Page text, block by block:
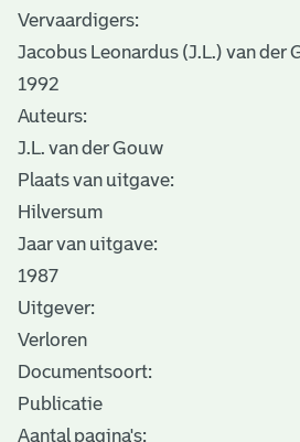
Vervaardigers:
Jacobus Leonardus (J.L.) van der
1992
Auteurs:
J.L. van der Gouw
Plaats van uitgave:
Hilversum
Jaar van uitgave:
1987
Uitgever:
Verloren
Documentsoort:
Publicatie
Aantal pagina's: